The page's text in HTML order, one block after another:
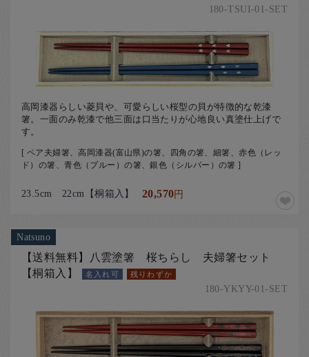
180-TSUI-01-SET
高岡漆器らしい菱貝や、可愛らしい桜型の貝が特徴的な乾漆
箸。一面のみ乾漆で他三面は口当たりが心地良い真塗仕上げで
す。
[ ペア夫婦箸、高岡漆器(富山県)の箸、四角の箸、細箸、赤色（レッ
ド）の箸、青色（ブルー）の箸、銀色（シルバー）の箸 ]
23.5cm 22cm【桐箱入】 20,570円
Natsuno
【送料無料】八雲塗箸 桜ちらし 夫婦箸セット
【桐箱入】
名入れ可 残りわずか
180-YKYY-01-SET